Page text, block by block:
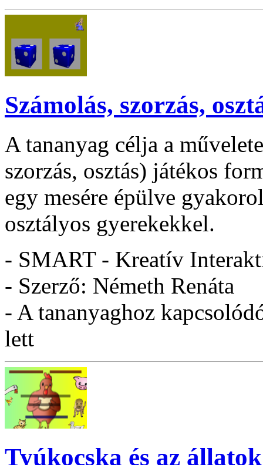
Számolás, szorzás,
A tananyag célja a
szorzás, osztás) játékos
egy mesére épülve
osztályos gyerekekkel.
- SMART - Kreatív
- Szerző: Németh Renáta
- A tananyaghoz
lett
Tyúkocska és az állatok